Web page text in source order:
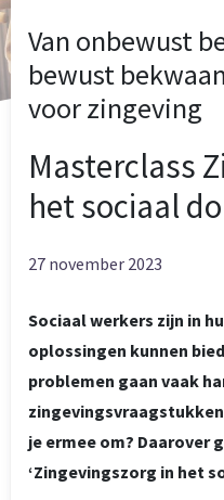
Van onbewust
bewust
voor zingeving
Masterclass
het sociaal
27 november 2023
Sociaal werkers zijn in
oplossingen kunnen
problemen gaan vaak
je ermee om? Daarover
‘Zingevingszorg in het